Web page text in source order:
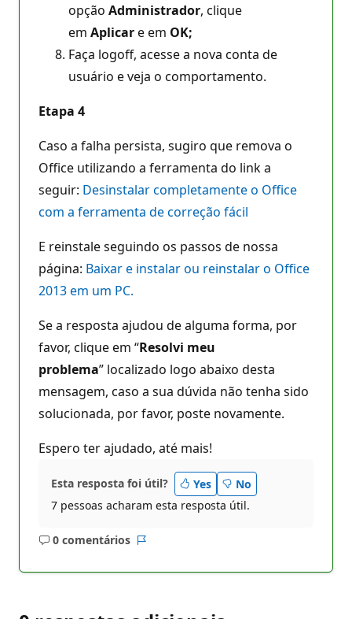
opção Administrador, clique
em Aplicare em OK;
Faça logoff, acesse a nova conta de
usuário e veja o comportamento.
Etapa 4
Caso a falha persista, sugiro que remova o
Office utilizando a ferramenta do link a
seguir: Desinstalar completamente o Office
com a ferramenta de correção fácil
E reinstale seguindo os passos de nossa
página: Baixar e instalar ou reinstalar o Office
2013 em um PC.
Se a resposta ajudou de alguma forma, por
favor, clique em “Resolvi meu
problema” localizado logo abaixo desta
mensagem, caso a sua dúvida não tenha sido
solucionada, por favor, poste novamente.
Espero ter ajudado, até mais!
Esta resposta foi útil? Yes
No
7 pessoas acharam esta resposta útil.
0 comentários
Sem